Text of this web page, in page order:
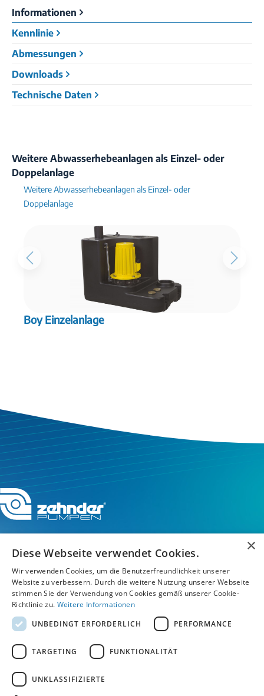
Informationen
Kennlinie
Abmessungen
Downloads
Technische Daten
Weitere Abwasserhebeanlagen als Einzel- oder
Doppelanlage
Weitere Abwasserhebeanlagen als Einzel- oder
Doppelanlage
Boy Einzelanlage
Service-Hotline
Service
Unternehmen
AGB
×
Diese Webseite verwendet Cookies.
Wir verwenden Cookies, um die Benutzerfreundlichkeit unserer
Website zu verbessern. Durch die weitere Nutzung unserer Webseite
stimmen Sie der Verwendung von Cookies gemäß unserer Cookie-
Richtlinie zu. Weitere Informationen
UNBEDINGT ERFORDERLICH
PERFORMANCE
TARGETING FUNKTIONALITÄT
UNKLASSIFIZIERTE